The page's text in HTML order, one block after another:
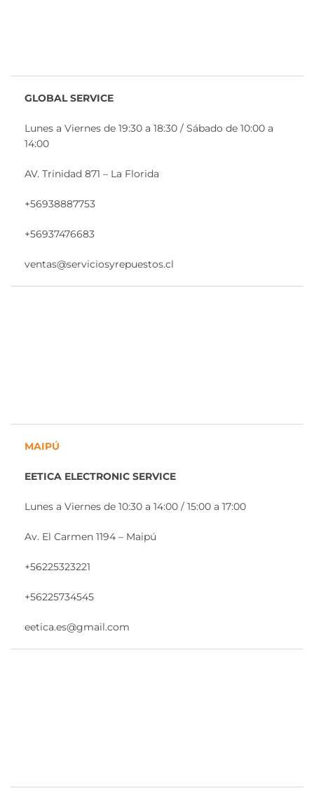
GLOBAL SERVICE
Lunes a Viernes de 19:30 a 18:30 / Sábado de 10:00 a
14:00
AV. Trinidad 871 – La Florida
+56938887753
+56937476683
ventas@serviciosyrepuestos.cl
MAIPÚ
EETICA ELECTRONIC SERVICE
Lunes a Viernes de 10:30 a 14:00 / 15:00 a 17:00
Av. El Carmen 1194 – Maipú
+56225323221
+56225734545
eetica.es@gmail.com